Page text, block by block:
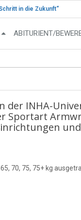
in die Zukunft“
ABITURIENT/
der INHA-
Sportart
70, 75, 75+ kg